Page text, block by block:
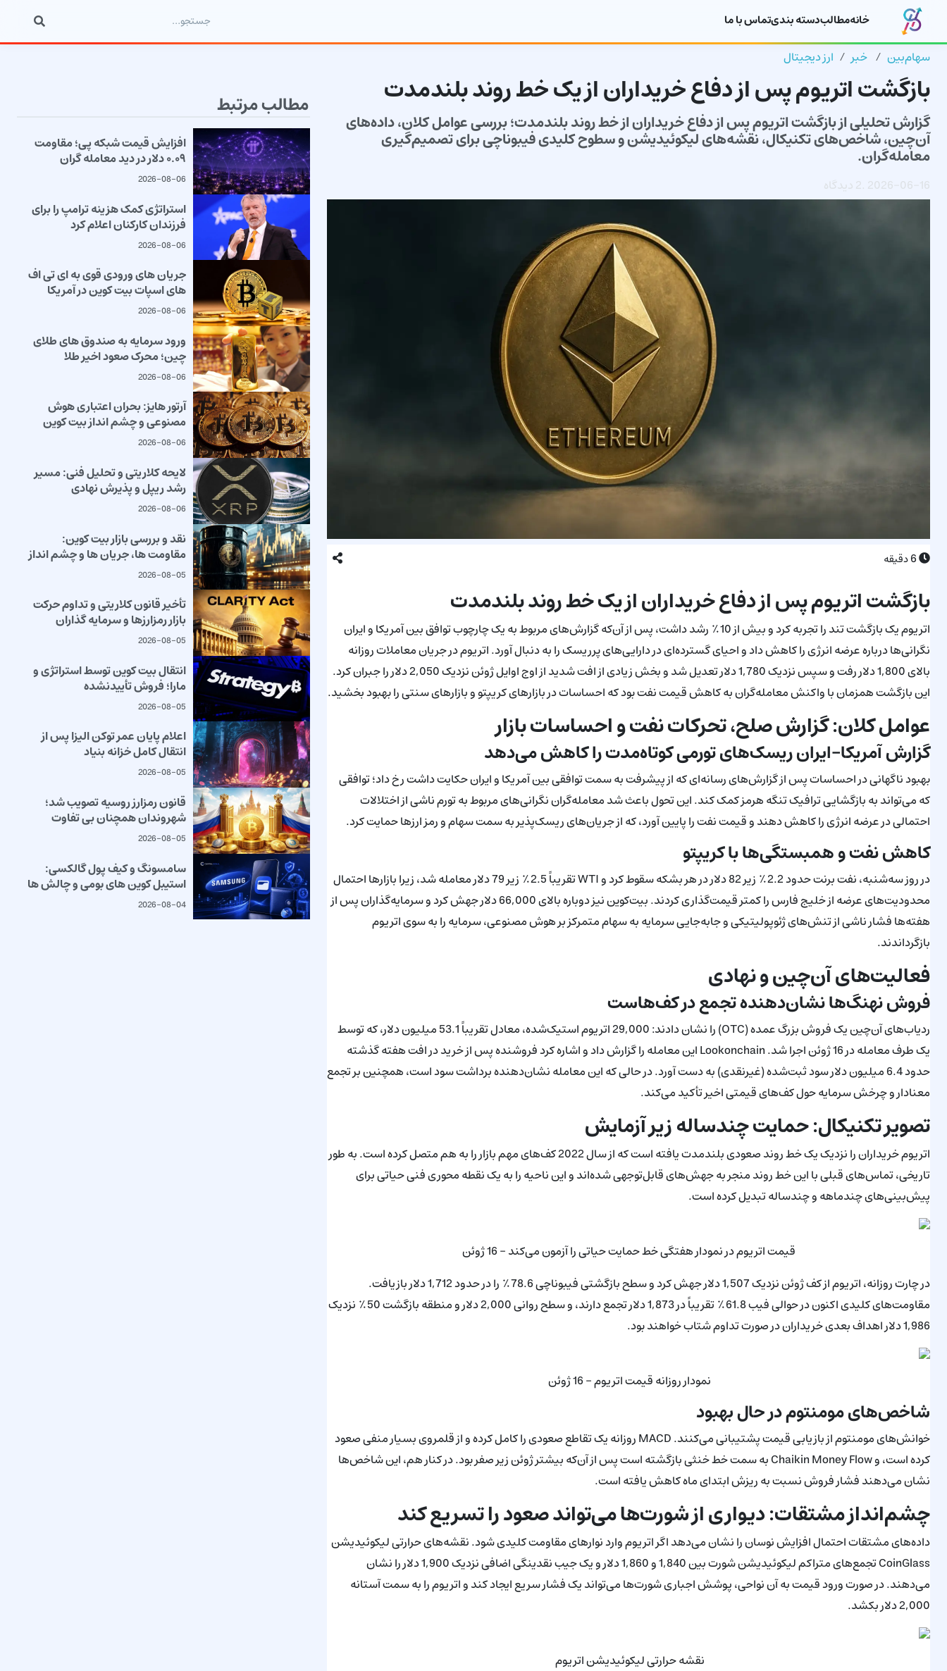
خانهمطالبدسته بندیتماس با ما
سهام‌بین خبر ارز دیجیتال
بازگشت اتریوم پس از دفاع خریداران از یک خط روند بلندمدت
گزارش تحلیلی از بازگشت اتریوم پس از دفاع خریداران از خط روند بلندمدت؛ بررسی عوامل کلان، داده‌های
آن‌چین، شاخص‌های تکنیکال، نقشه‌های لیکوئیدیشن و سطوح کلیدی فیبوناچی برای تصمیم‌گیری
معامله‌گران.
2026-06-16
.2 دیدگاه
6دقیقه
بازگشت اتریوم پس از دفاع خریداران از یک خط روند بلندمدت
اتریوم یک بازگشت تند را تجربه کرد و بیش از 10٪ رشد داشت، پس از آن‌که گزارش‌های مربوط به یک چارچوب توافق بین آمریکا و ایران
نگرانی‌ها درباره عرضه انرژی را کاهش داد و احیای گسترده‌ای در دارایی‌های پرریسک را به دنبال آورد. اتریوم در جریان معاملات روزانه
بالای 1,800 دلار رفت و سپس نزدیک 1,780 دلار تعدیل شد و بخش زیادی از افت شدید از اوج اوایل ژوئن نزدیک 2,050 دلار را جبران کرد.
این بازگشت همزمان با واکنش معامله‌گران به کاهش قیمت نفت بود که احساسات در بازارهای کریپتو و بازارهای سنتی را بهبود بخشید.
عوامل کلان: گزارش صلح، تحرکات نفت و احساسات بازار
گزارش آمریکا-ایران ریسک‌های تورمی کوتاه‌مدت را کاهش می‌دهد
بهبود ناگهانی در احساسات پس از گزارش‌های رسانه‌ای که از پیشرفت به سمت توافقی بین آمریکا و ایران حکایت داشت رخ داد؛ توافقی
که می‌تواند به بازگشایی ترافیک تنگه هرمز کمک کند. این تحول باعث شد معامله‌گران نگرانی‌های مربوط به تورم ناشی از اختلالات
احتمالی در عرضه انرژی را کاهش دهند و قیمت نفت را پایین آورد، که از جریان‌های ریسک‌پذیر به سمت سهام و رمز ارزها حمایت کرد.
کاهش نفت و همبستگی‌ها با کریپتو
در روز سه‌شنبه، نفت برنت حدود 2.2٪ زیر 82 دلار در هر بشکه سقوط کرد و WTI تقریباً 2.5٪ زیر 79 دلار معامله شد، زیرا بازارها احتمال
محدودیت‌های عرضه از خلیج فارس را کمتر قیمت‌گذاری کردند. بیت‌کوین نیز دوباره بالای 66,000 دلار جهش کرد و سرمایه‌گذاران پس از
هفته‌ها فشار ناشی از تنش‌های ژئوپولیتیکی و جابه‌جایی سرمایه به سهام متمرکز بر هوش مصنوعی، سرمایه را به سوی اتریوم
بازگرداندند.
فعالیت‌های آن‌چین و نهادی
فروش نهنگ‌ها نشان‌دهنده تجمع در کف‌هاست
ردیاب‌های آن‌چین یک فروش بزرگ عمده (OTC) را نشان دادند: 29,000 اتریوم استیک‌شده، معادل تقریباً 53.1 میلیون دلار، که توسط
یک طرف معامله در 16 ژوئن اجرا شد. Lookonchain این معامله را گزارش داد و اشاره کرد فروشنده پس از خرید در افت هفته گذشته
حدود 6.4 میلیون دلار سود ثبت‌شده (غیرنقدی) به دست آورد. در حالی که این معامله نشان‌دهنده برداشت سود است، همچنین بر تجمع
معنادار و چرخش سرمایه حول کف‌های قیمتی اخیر تأکید می‌کند.
تصویر تکنیکال: حمایت چندساله زیر آزمایش
اتریوم خریداران را نزدیک یک خط روند صعودی بلندمدت یافته است که از سال 2022 کف‌های مهم بازار را به هم متصل کرده است. به طور
تاریخی، تماس‌های قبلی با این خط روند منجر به جهش‌های قابل‌توجهی شده‌اند و این ناحیه را به یک نقطه محوری فنی حیاتی برای
پیش‌بینی‌های چندماهه و چندساله تبدیل کرده است.
قیمت اتریوم در نمودار هفتگی خط حمایت حیاتی را آزمون می‌کند - 16 ژوئن
در چارت روزانه، اتریوم از کف ژوئن نزدیک 1,507 دلار جهش کرد و سطح بازگشتی فیبوناچی 78.6٪ را در حدود 1,712 دلار بازیافت.
مقاومت‌های کلیدی اکنون در حوالی فیب 61.8٪ تقریباً در 1,873 دلار تجمع دارند، و سطح روانی 2,000 دلار و منطقه بازگشت 50٪ نزدیک
1,986 دلار اهداف بعدی خریداران در صورت تداوم شتاب خواهند بود.
نمودار روزانه قیمت اتریوم - 16 ژوئن
شاخص‌های مومنتوم در حال بهبود
خوانش‌های مومنتوم از بازیابی قیمت پشتیبانی می‌کنند. MACD روزانه یک تقاطع صعودی را کامل کرده و از قلمروی بسیار منفی صعود
کرده است، و Chaikin Money Flow به سمت خط خنثی بازگشته است پس از آن‌که بیشتر ژوئن زیر صفر بود. در کنار هم، این شاخص‌ها
نشان می‌دهند فشار فروش نسبت به ریزش ابتدای ماه کاهش یافته است.
چشم‌انداز مشتقات: دیواری از شورت‌ها می‌تواند صعود را تسریع کند
داده‌های مشتقات احتمال افزایش نوسان را نشان می‌دهد اگر اتریوم وارد نوارهای مقاومت کلیدی شود. نقشه‌های حرارتی لیکوئیدیشن
CoinGlass تجمع‌های متراکم لیکوئیدیشن شورت بین 1,840 و 1,860 دلار و یک جیب نقدینگی اضافی نزدیک 1,900 دلار را نشان
می‌دهند. در صورت ورود قیمت به آن نواحی، پوشش اجباری شورت‌ها می‌تواند یک فشار سریع ایجاد کند و اتریوم را به سمت آستانه
2,000 دلار بکشد.
نقشه حرارتی لیکوئیدیشن اتریوم
مطالب مرتبط
افزایش قیمت شبکه پی؛ مقاومت
۰.۰۹ دلار در دید معامله گران
2026-08-06
استراتژی کمک هزینه ترامپ را برای
فرزندان کارکنان اعلام کرد
2026-08-06
جریان های ورودی قوی به ای تی اف
های اسپات بیت کوین در آمریکا
2026-08-06
ورود سرمایه به صندوق های طلای
چین؛ محرک صعود اخیر طلا
2026-08-06
آرتور هایز: بحران اعتباری هوش
مصنوعی و چشم انداز بیت کوین
2026-08-06
لایحه کلاریتی و تحلیل فنی: مسیر
رشد ریپل و پذیرش نهادی
2026-08-06
نقد و بررسی بازار بیت کوین:
مقاومت ها، جریان ها و چشم انداز
2026-08-05
تأخیر قانون کلاریتی و تداوم حرکت
بازار رمزارزها و سرمایه گذاران
2026-08-05
انتقال بیت کوین توسط استراتژی و
مارا؛ فروش تأییدنشده
2026-08-05
اعلام پایان عمر توکن الیزا پس از
انتقال کامل خزانه بنیاد
2026-08-05
قانون رمزارز روسیه تصویب شد؛
شهروندان همچنان بی تفاوت
2026-08-05
سامسونگ و کیف پول گالکسی:
استیبل کوین های بومی و چالش ها
2026-08-04